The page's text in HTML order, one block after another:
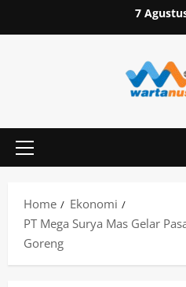
to
7
Primary
Home
Ekonomi
PT Mega Surya Mas Gelar
Goreng